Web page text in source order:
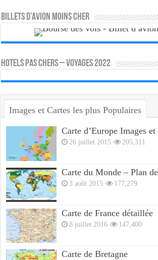
Billets d’avion moins cher
HOTELS PAS CHERS – VOYAGES 2022
Images et Cartes les plus Populaires
Carte d’Europe Images et
26 juillet 2015 205,311
Carte du Monde – Plan
3 août 2015 177,279
Carte de France détaillée
8 juillet 2016 147,400
Carte de Bretagne